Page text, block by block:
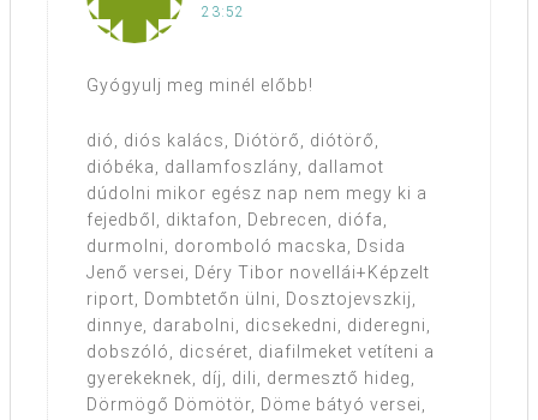
23:52
Gyógyulj meg minél előbb!
dió, diós kalács, Diótörő, diótörő,
dióbéka, dallamfoszlány, dallamot
dúdolni mikor egész nap nem megy ki a
fejedből, diktafon, Debrecen, diófa,
durmolni, doromboló macska, Dsida
Jenő versei, Déry Tibor novellái+Képzelt
riport, Dombtetőn ülni, Dosztojevszkij,
dinnye, darabolni, dicsekedni, dideregni,
dobszóló, dicséret, diafilmeket vetíteni a
gyerekeknek, díj, dili, dermesztő hideg,
Dörmögő Dömötör, Döme bátyó versei,